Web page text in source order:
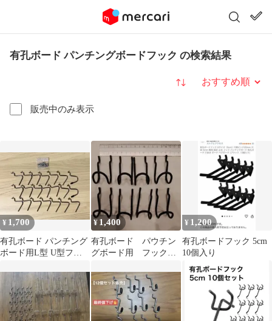
有孔ボード パンチングボードフック の検索結果
販売中のみ表示
並び替え
¥ 1,700
有孔ボード パンチング
ボード用L型 U型フッ
¥ 1,400
有孔ボード パウチン
グボード用 フック
中心）
¥ 1,200
有孔ボードフック 5cm
10個入り